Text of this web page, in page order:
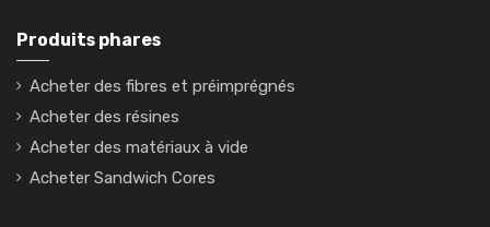
Produits phares
Acheter des fibres et préimprégnés
Acheter des résines
Acheter des matériaux à vide
Acheter Sandwich Cores